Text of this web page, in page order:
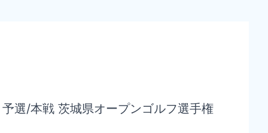
選/本戦 茨城県オープンゴルフ選手権